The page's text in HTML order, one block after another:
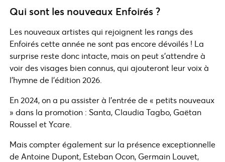
Qui sont les nouveaux Enfoirés ?
Les nouveaux artistes qui rejoignent les rangs des
Enfoirés cette année ne sont pas encore dévoilés ! La
surprise reste donc intacte, mais on peut s’attendre à
voir des visages bien connus, qui ajouteront leur voix à
l’hymne de l’édition 2026.
En 2024, on a pu assister à l’entrée de « petits nouveaux
» dans la promotion : Santa, Claudia Tagbo, Gaëtan
Roussel et Ycare.
Mais compter également sur la présence exceptionnelle
de Antoine Dupont, Esteban Ocon, Germain Louvet,